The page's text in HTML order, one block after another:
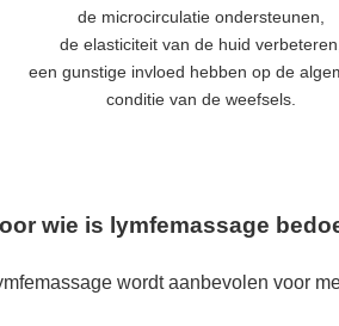
de microcirculatie ondersteunen,
de elasticiteit van de huid verbeteren,
een gunstige invloed hebben op de
conditie van de weefsels.
wie is lymfemassage
wordt aanbevolen voor